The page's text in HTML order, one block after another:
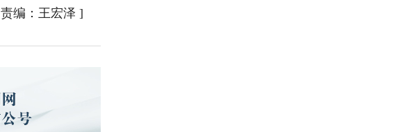
责编：王宏泽 ]